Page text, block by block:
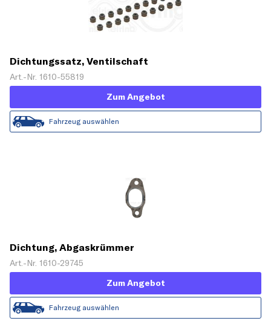
Dichtungssatz, Ventilschaft
Art.-Nr. 1610-55819
Zum Angebot
Fahrzeug auswählen
Dichtung, Abgaskrümmer
Art.-Nr. 1610-29745
Zum Angebot
Fahrzeug auswählen